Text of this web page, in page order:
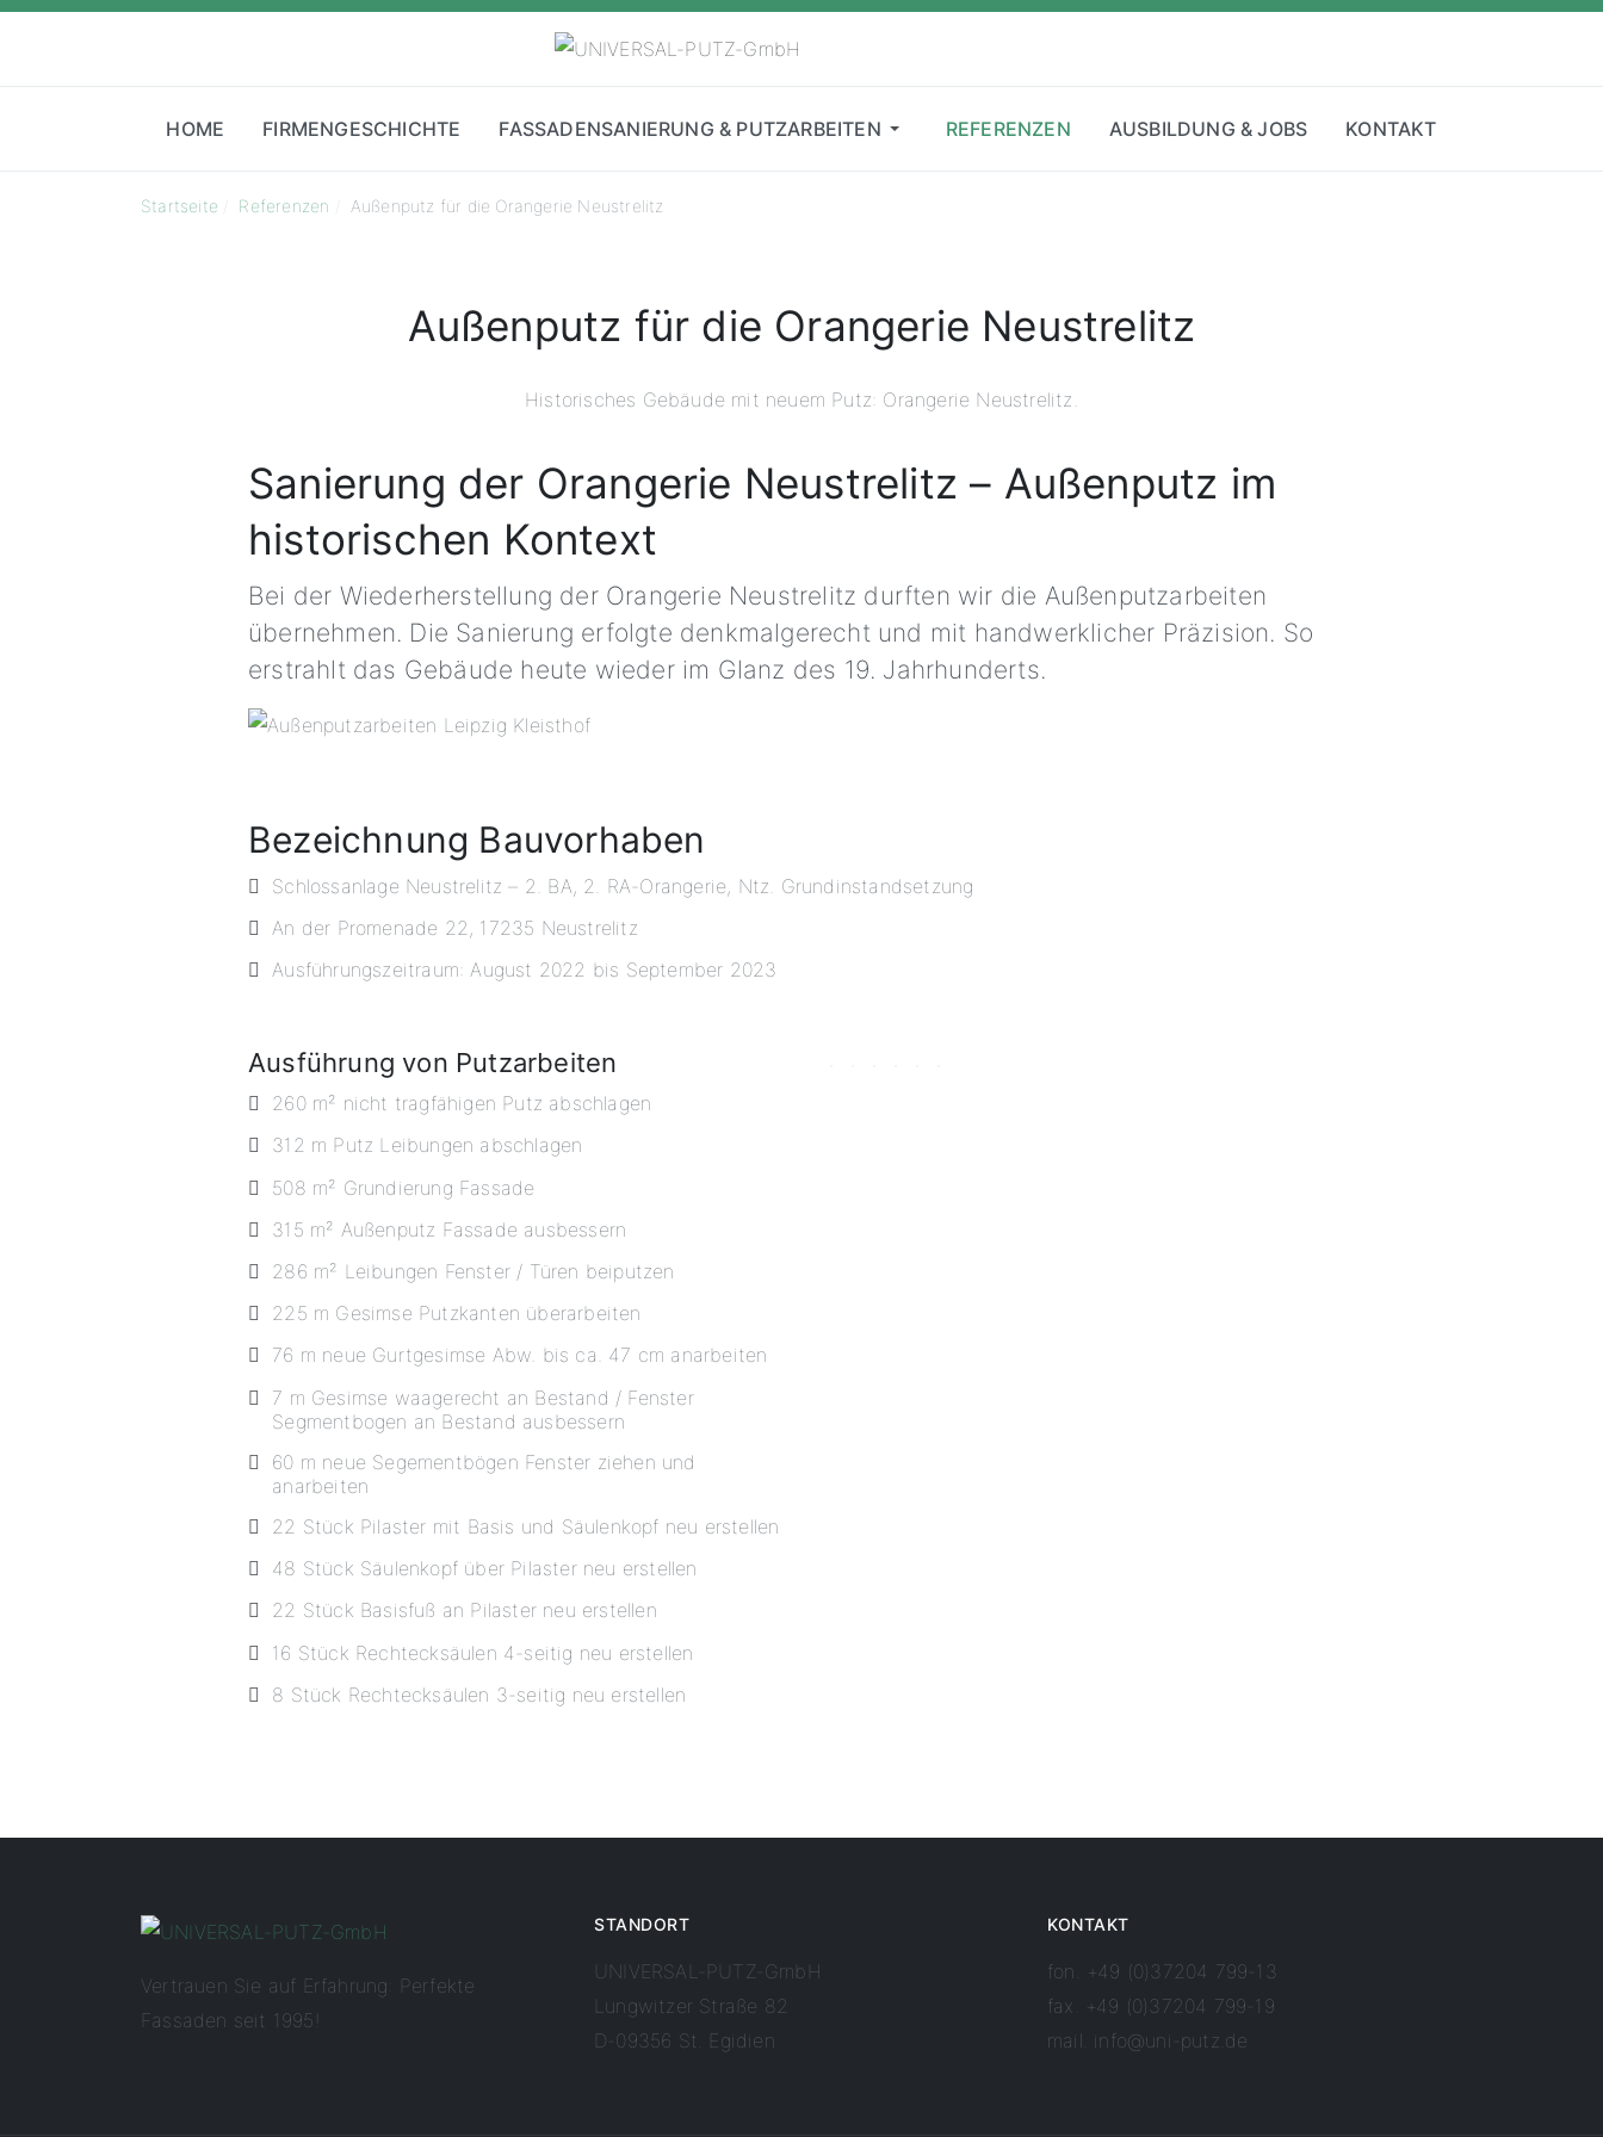
HOME FIRMENGESCHICHTE FASSADENSANIERUNG & PUTZARBEITEN REFERENZEN AUSBILDUNG & JOBS KONTAKT
Startseite Referenzen Außenputz für die Orangerie Neustrelitz
Außenputz für die Orangerie Neustrelitz
Historisches Gebäude mit neuem Putz: Orangerie Neustrelitz.
Sanierung der Orangerie Neustrelitz – Außenputz im
historischen Kontext
Bei der Wiederherstellung der Orangerie Neustrelitz durften wir die Außenputzarbeiten
übernehmen. Die Sanierung erfolgte denkmalgerecht und mit handwerklicher Präzision. So
erstrahlt das Gebäude heute wieder im Glanz des 19. Jahrhunderts.
Bezeichnung Bauvorhaben
Schlossanlage Neustrelitz – 2. BA, 2. RA-Orangerie, Ntz. Grundinstandsetzung
An der Promenade 22, 17235 Neustrelitz
Ausführungszeitraum: August 2022 bis September 2023
Ausführung von Putzarbeiten
260 m² nicht tragfähigen Putz abschlagen
312 m Putz Leibungen abschlagen
508 m² Grundierung Fassade
315 m² Außenputz Fassade ausbessern
286 m² Leibungen Fenster / Türen beiputzen
225 m Gesimse Putzkanten überarbeiten
76 m neue Gurtgesimse Abw. bis ca. 47 cm anarbeiten
7 m Gesimse waagerecht an Bestand / Fenster
Segmentbogen an Bestand ausbessern
60 m neue Segementbögen Fenster ziehen und
anarbeiten
22 Stück Pilaster mit Basis und Säulenkopf neu erstellen
48 Stück Säulenkopf über Pilaster neu erstellen
22 Stück Basisfuß an Pilaster neu erstellen
16 Stück Rechtecksäulen 4-seitig neu erstellen
8 Stück Rechtecksäulen 3-seitig neu erstellen
Vertrauen Sie auf Erfahrung: Perfekte
Fassaden seit 1995!
STANDORT
UNIVERSAL-PUTZ-GmbH
Lungwitzer Straße 82
D-09356 St. Egidien
KONTAKT
fon. +49 (0)37204 799-13
fax. +49 (0)37204 799-19
mail. info@uni-putz.de